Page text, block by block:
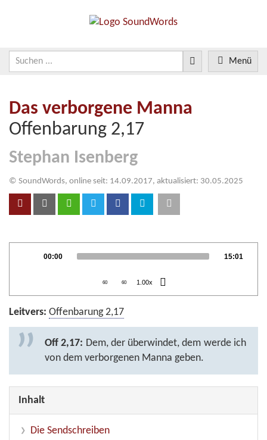
Menü
Das verborgene Manna
Offenbarung 2,17
Stephan Isenberg
© SoundWords, online seit: 14.09.2017, aktualisiert: 30.05.2025
Current
00:00 Total
15:01
60 60 1.00x
Leitvers: Offenbarung 2,17
Off 2,17: Dem, der überwindet, dem werde ich
von dem verborgenen Manna geben.
Inhalt
Die Sendschreiben